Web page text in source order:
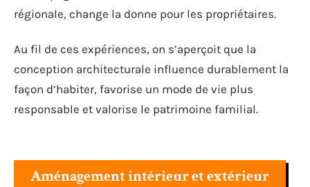
régionale, change la donne pour les propriétaires.
Au fil de ces expériences, on s’aperçoit que la
conception architecturale influence durablement la
façon d’habiter, favorise un mode de vie plus
responsable et valorise le patrimoine familial.
Aménagement intérieur et extérieur